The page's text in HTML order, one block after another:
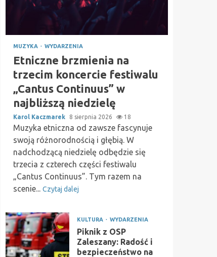
MUZYKA WYDARZENIA
Etniczne brzmienia na
trzecim koncercie festiwalu
„Cantus Continuus” w
najbliższą niedzielę
Karol Kaczmarek 8 sierpnia 2026 18
Muzyka etniczna od zawsze fascynuje
swoją różnorodnością i głębią. W
nadchodzącą niedzielę odbędzie się
trzecia z czterech części festiwalu
„Cantus Continuus”. Tym razem na
scenie... Czytaj dalej
KULTURA WYDARZENIA
Piknik z OSP
Zaleszany: Radość i
bezpieczeństwo na